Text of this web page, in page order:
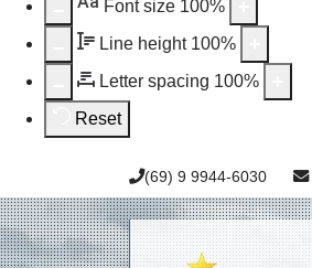
Font size 100%
Line height 100%
Letter spacing 100%
Reset
(69) 9 9944-6030